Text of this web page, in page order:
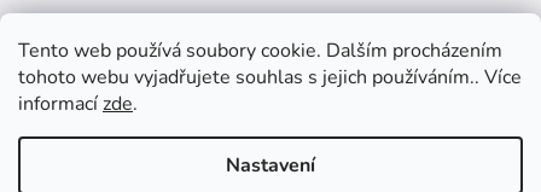
Tento web používá soubory cookie. Dalším procházením
tohoto webu vyjadřujete souhlas s jejich používáním.. Více
informacízde.
Nastavení